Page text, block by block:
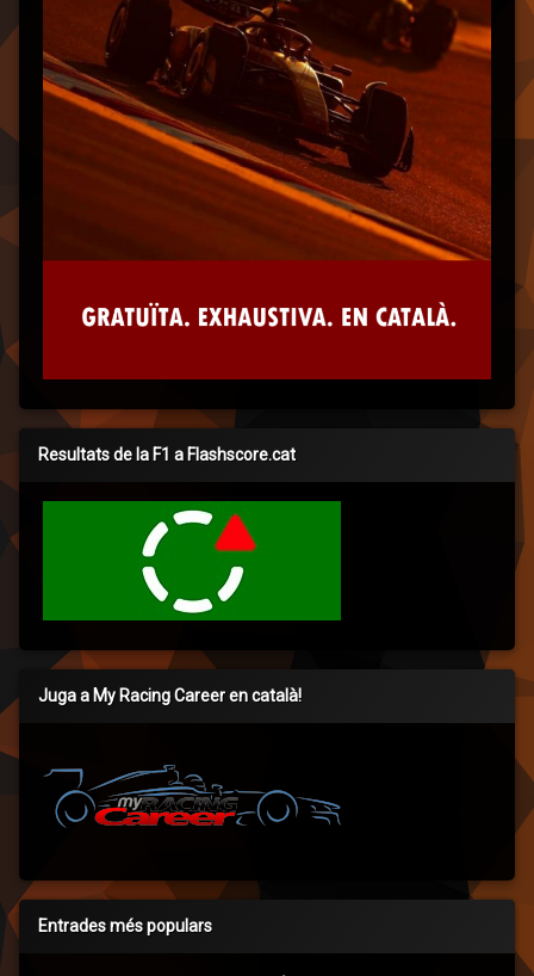
Resultats de la F1 a Flashscore.cat
Juga a My Racing Career en català!
Entrades més populars